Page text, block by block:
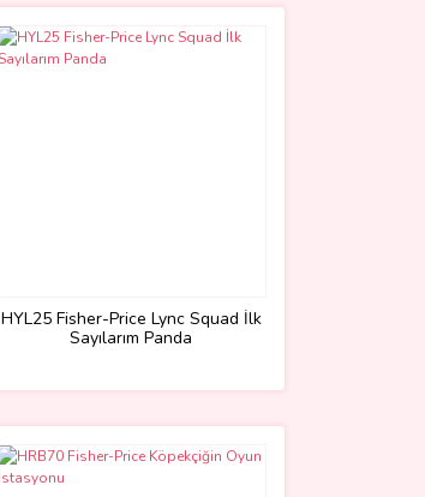
HYL25 Fisher-Price Lync Squad İlk
Sayılarım Panda